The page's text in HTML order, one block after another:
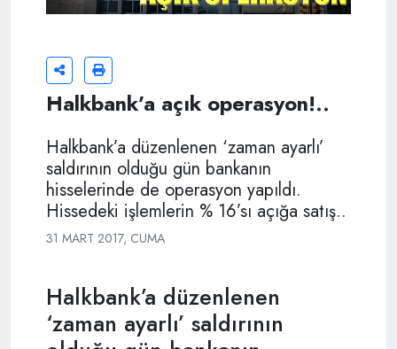
Halkbank’a açık operasyon!..
Halkbank’a düzenlenen ‘zaman ayarlı’
saldırının olduğu gün bankanın
hisselerinde de operasyon yapıldı.
Hissedeki işlemlerin % 16’sı açığa satış..
31 MART 2017, CUMA
Halkbank’a düzenlenen
‘zaman ayarlı’ saldırının